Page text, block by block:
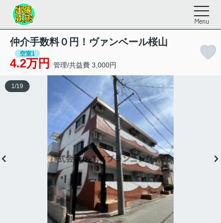
Menu
仲介手数料０円！ヴァンベール桜山
空室1
4.2万円 管理/共益費 3,000円
1 /19